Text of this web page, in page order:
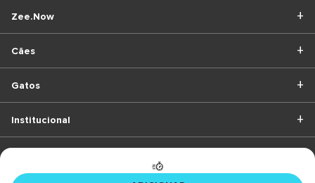
Cães
Gatos
Zee.Now
Institucional
BAIXE O APP